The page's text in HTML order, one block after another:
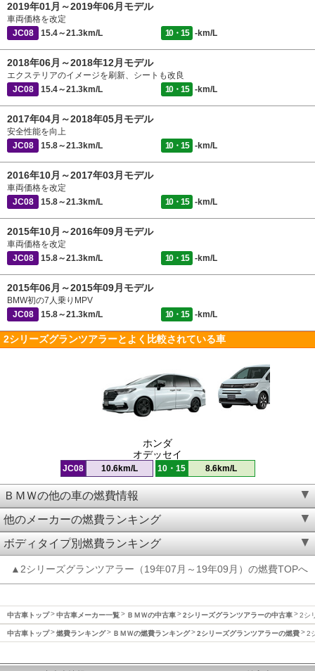
2019年01月～2019年06月モデル
車両価格を改定
JC08
15.4～21.3km/L 10・15 -km/L
2018年06月～2018年12月モデル
エクステリアのイメージを刷新、シートも改良
JC08
15.4～21.3km/L 10・15 -km/L
2017年04月～2018年05月モデル
安全性能を向上
JC08
15.8～21.3km/L 10・15 -km/L
2016年10月～2017年03月モデル
車両価格を改定
JC08
15.8～21.3km/L 10・15 -km/L
2015年10月～2016年09月モデル
車両価格を改定
JC08
15.8～21.3km/L 10・15 -km/L
2015年06月～2015年09月モデル
BMW初の7人乗りMPV
JC08
15.8～21.3km/L 10・15 -km/L
2シリーズグランツアラーとよく比較されている車
ホンダ
オデッセイ
JC08 10.6km/L 10・15 8.6km/L
ＢＭＷの他の車の燃費情報
他のメーカーの燃費ランキング
ボディタイプ別燃費ランキング
▲2シリーズグランツアラー（19年07月～19年09月）の燃費TOPへ
中古車トップ 中古車メーカー一覧 ＢＭＷの中古車 2シリーズグランツアラーの中古車 2シ
中古車トップ 燃費ランキング ＢＭＷの燃費ランキング 2シリーズグランツアラーの燃費 2